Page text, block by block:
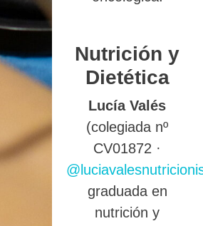
Nutrición y
Dietética
Lucía Valés
(colegiada nº
CV01872 ·
graduada en
nutrición y